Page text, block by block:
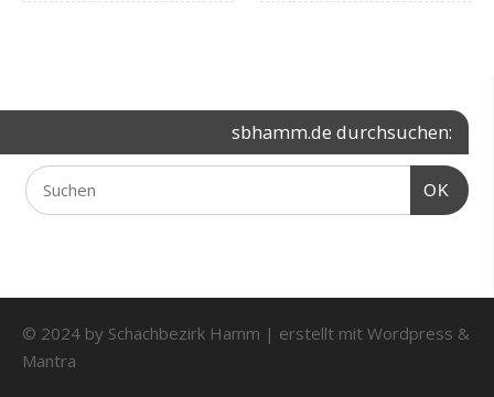
sbhamm.de durchsuchen:
OK
© 2024 by Schachbezirk Hamm | erstellt mitWordpress &
Mantra